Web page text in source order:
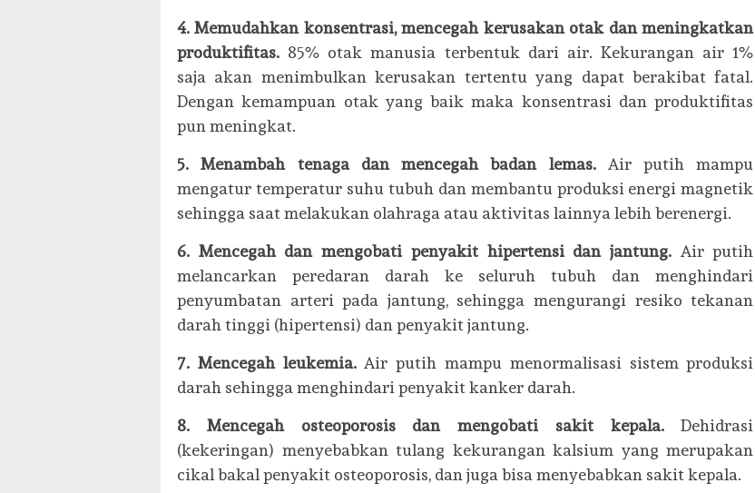
4. Memudahkan konsentrasi, mencegah kerusakan otak dan meningkatkan
produktifitas. 85% otak manusia terbentuk dari air. Kekurangan air 1%
saja akan menimbulkan kerusakan tertentu yang dapat berakibat fatal.
Dengan kemampuan otak yang baik maka konsentrasi dan produktifitas
pun meningkat.
5. Menambah tenaga dan mencegah badan lemas. Air putih mampu
mengatur temperatur suhu tubuh dan membantu produksi energi magnetik
sehingga saat melakukan olahraga atau aktivitas lainnya lebih berenergi.
6. Mencegah dan mengobati penyakit hipertensi dan jantung. Air putih
melancarkan peredaran darah ke seluruh tubuh dan menghindari
penyumbatan arteri pada jantung, sehingga mengurangi resiko tekanan
darah tinggi (hipertensi) dan penyakit jantung.
7. Mencegah leukemia. Air putih mampu menormalisasi sistem produksi
darah sehingga menghindari penyakit kanker darah.
8. Mencegah osteoporosis dan mengobati sakit kepala.Dehidrasi
(kekeringan) menyebabkan tulang kekurangan kalsium yang merupakan
cikal bakal penyakit osteoporosis, dan juga bisa menyebabkan sakit kepala.